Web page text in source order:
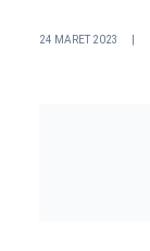
24 MARET 2023